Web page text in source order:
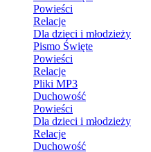
Powieści
Relacje
Dla dzieci i młodzieży
Pismo Święte
Powieści
Relacje
Pliki MP3
Duchowość
Powieści
Dla dzieci i młodzieży
Relacje
Duchowość